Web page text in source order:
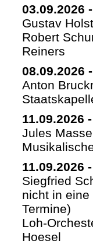
03.09.2026 -
Gustav
Robert
Reiners
08.09.2026 -
Anton
11.09.2026 -
Jules
11.09.2026 -
Siegfried
nicht in
Termine)
Loh-
Hoesel